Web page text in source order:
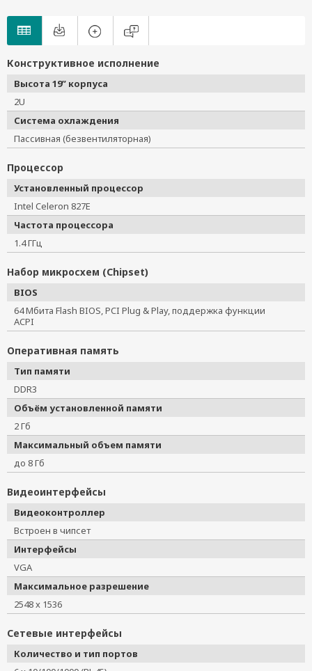
Конструктивное исполнение
Высота 19” корпуса
2U
Система охлаждения
Пассивная (безвентиляторная)
Процессор
Установленный процессор
Intel Celeron 827E
Частота процессора
1.4 ГГц
Набор микросхем (Chipset)
BIOS
64 Мбита Flash BIOS, PCI Plug & Play, поддержка функции
ACPI
Оперативная память
Тип памяти
DDR3
Объём установленной памяти
2 Гб
Максимальный объем памяти
до 8 Гб
Видеоинтерфейсы
Видеоконтроллер
Встроен в чипсет
Интерфейсы
VGA
Максимальное разрешение
2548 x 1536
Сетевые интерфейсы
Количество и тип портов